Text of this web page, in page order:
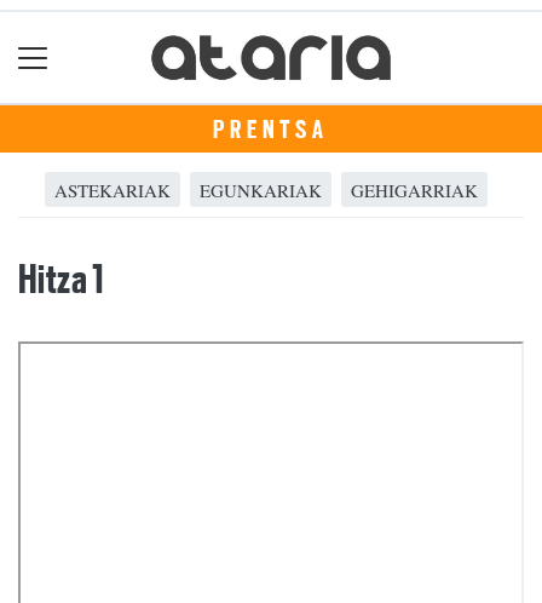
PRENTSA
ASTEKARIAK EGUNKARIAK GEHIGARRIAK
Hitza 1